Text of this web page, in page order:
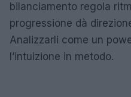
bilanciamento regola
progressione dà
Analizzarli come un
l’intuizione in metodo.